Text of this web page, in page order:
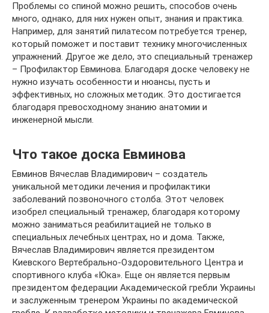
Проблемы со спиной можно решить, способов очень
много, однако, для них нужен опыт, знания и практика.
Например, для занятий пилатесом потребуется тренер,
который поможет и поставит технику многочисленных
упражнений. Другое же дело, это специальный тренажер
– Профилактор Евминова. Благодаря доске человеку не
нужно изучать особенности и нюансы, пусть и
эффективных, но сложных методик. Это достигается
благодаря превосходному знанию анатомии и
инженерной мысли.
Что такое доска Евминова
Евминов Вячеслав Владимирович – создатель
уникальной методики лечения и профилактики
заболеваний позвоночного столба. Этот человек
изобрел специальный тренажер, благодаря которому
можно заниматься реабилитацией не только в
специальных лечебных центрах, но и дома. Также,
Вячеслав Владимирович является президентом
Киевского Вертебрально-Оздоровительного Центра и
спортивного клуба «Юка». Еще он является первым
президентом федерации Академической гребли Украины
и заслуженным тренером Украины по академической